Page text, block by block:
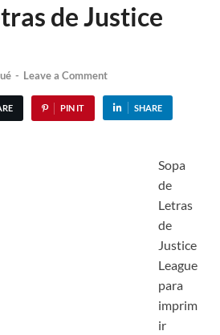
de Justice
- Leave a Comment
PIN IT SHARE
Sopa
de
Letras
de
Justice
League
para
imprim
ir